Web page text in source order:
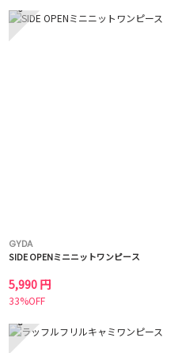
6
GYDA
SIDE OPENミニニットワンピース
5,990 円
33%OFF
8